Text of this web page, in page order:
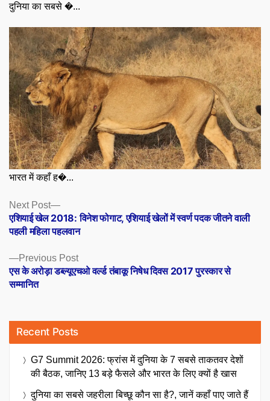
दुनिया का सबसे �...
भारत में कहाँ ह�...
Posts
navigation
Previous PostPrevious
post:
एस के अरोड़ा डब्ल्यूएचओ वर्ल्ड तंबाकू निषेध दिवस 2017 पुरस्कार से
सम्मानित
Next Post
Next
post:
एशियाई खेल 2018: विनेश फोगाट, एशियाई खेलों में स्वर्ण पदक जीतने वाली
पहली महिला पहलवान
Recent Posts
G7 Summit 2026: फ्रांस में दुनिया के 7 सबसे ताकतवर देशों
की बैठक, जानिए 13 बड़े फैसले और भारत के लिए क्यों है खास
दुनिया का सबसे जहरीला बिच्छू कौन सा है?, जानें कहाँ पाए जाते हैं